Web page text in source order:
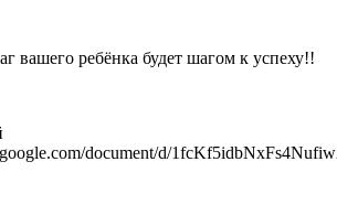
вашего ребёнка будет шагом к успеху!!
document/d/